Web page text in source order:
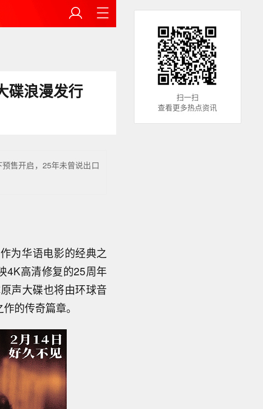
碟浪漫发行
售开启，25年未曾说出口
为华语电影的经典之
4K高清修复的25周年
声大碟也将由环球音
的传奇篇章。
扫一扫
查看更多热点资讯